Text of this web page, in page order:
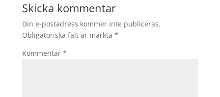
Skicka kommentar
Din e-postadress kommer inte publiceras.
Obligatoriska fält är märkta *
Kommentar *